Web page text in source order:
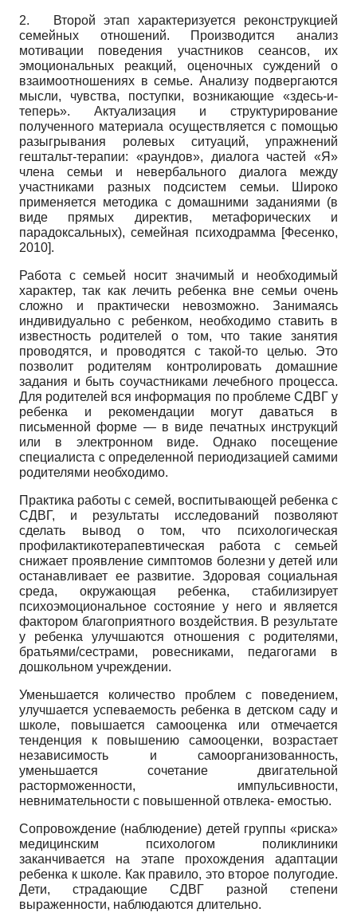
2.
Второй этап характеризуется реконструкцией
семейных отношений. Производится анализ
мотивации поведения участников сеансов, их
эмоциональных реакций, оценочных суждений о
взаимоотношениях в семье. Анализу подвергаются
мысли, чувства, поступки, возникающие «здесь-и-
теперь». Актуализация и структурирование
полученного материала осуществляется с помощью
разыгрывания ролевых ситуаций, упражнений
гештальт-терапии: «раундов», диалога частей «Я»
члена семьи и невербального диалога между
участниками разных подсистем семьи. Широко
применяется методика с домашними заданиями (в
виде прямых директив, метафорических и
парадоксальных), семейная психодрамма [Фесенко,
2010].
Работа с семьей носит значимый и необходимый
характер, так как лечить ребенка вне семьи очень
сложно и практически невозможно. Занимаясь
индивидуально с ребенком, необходимо ставить в
известность родителей о том, что такие занятия
проводятся, и проводятся с такой-то целью. Это
позволит родителям контролировать домашние
задания и быть соучастниками лечебного процесса.
Для родителей вся информация по проблеме СДВГ у
ребенка и рекомендации могут даваться в
письменной форме — в виде печатных инструкций
или в электронном виде. Однако посещение
специалиста с определенной периодизацией самими
родителями необходимо.
Практика работы с семей, воспитывающей ребенка с
СДВГ, и результаты исследований позволяют
сделать вывод о том, что психологическая
профилактико­терапевтическая работа с семьей
снижает проявление симптомов болезни у детей или
останавливает ее развитие. Здоровая социальная
среда, окружающая ребенка, стабилизирует
психоэмоциональное состояние у него и является
фактором благоприятного воздействия. В результате
у ребенка улучшаются отношения с родителями,
братьями/сестрами, ровесниками, педагогами в
дошкольном учреждении.
Уменьшается количество проблем с поведением,
улучшается успеваемость ребенка в детском саду и
школе, повышается самооценка или отмечается
тенденция к повышению самооценки, возрастает
независимость и самоорганизованность,
уменьшается сочетание двигательной
расторможенности, импульсивности,
невнимательности с повышенной отвлека- емостью.
Сопровождение (наблюдение) детей группы «риска»
медицинским психологом поликлиники
заканчивается на этапе прохождения адаптации
ребенка к школе. Как правило, это второе полугодие.
Дети, страдающие СДВГ разной степени
выраженности, наблюдаются длительно.